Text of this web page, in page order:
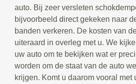
auto. Bij zeer versleten
bijvoorbeeld direct gekeken naar
banden verkeren. De kosten van
uiteraard in overleg met u. We
uw auto om te bekijken wat er
worden om de staat van de auto
krijgen. Komt u daarom vooral met